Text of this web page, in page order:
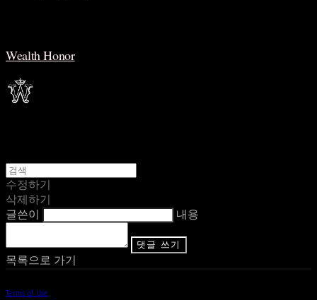
Wealth Honor
수정하기
삭제하기
글쓴이
내용
댓글 쓰기
목록으로 가기
Terms of Use